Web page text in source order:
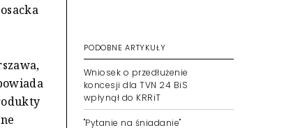
PODOBNE ARTYKUŁY
Wniosek o przedłużenie
koncesji dla TVN 24 BiS
wpłynął do KRRiT